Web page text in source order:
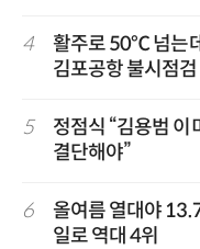
4
활주로 50℃ 넘는
김포공항 불시점검
5
정점식 “김용범
결단해야”
6
올여름 열대야
일로 역대 4위